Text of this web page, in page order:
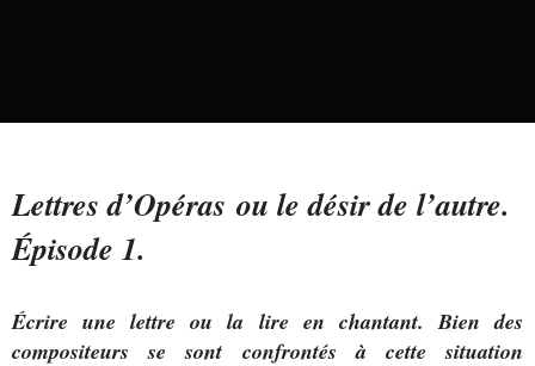
Lettres d’Opéras ou le désir de l’autre.
Épisode 1.
Écrire une lettre ou la lire en chantant. Bien des
compositeurs se sont confrontés à cette situation